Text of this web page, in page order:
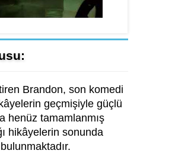
Brandon, son komedi
geçmişiyle güçlü
henüz tamamlanmış
hikâyelerin sonunda